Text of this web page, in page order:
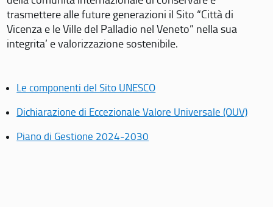
trasmettere alle future generazioni il Sito “Città di
Vicenza e le Ville del Palladio nel Veneto” nella sua
integrita’ e valorizzazione sostenibile.
Le componenti del Sito UNESCO
Dichiarazione di Eccezionale Valore Universale (OUV)
Piano di Gestione 2024-2030